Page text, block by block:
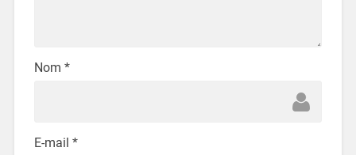
Nom *
E-mail *